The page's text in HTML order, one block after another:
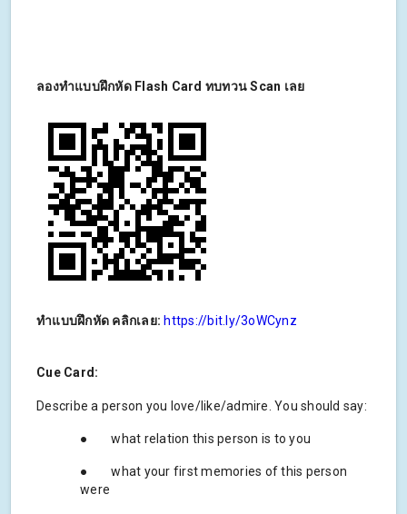
ลองทำแบบฝึกหัด Flash Card ทบทวน Scan เลย
ทำแบบฝึกหัด คลิกเลย: https://bit.ly/3oWCynz
Cue Card:
Describe a person you love/like/admire. You should say:
● what relation this person is to you
● what your first memories of this person
were